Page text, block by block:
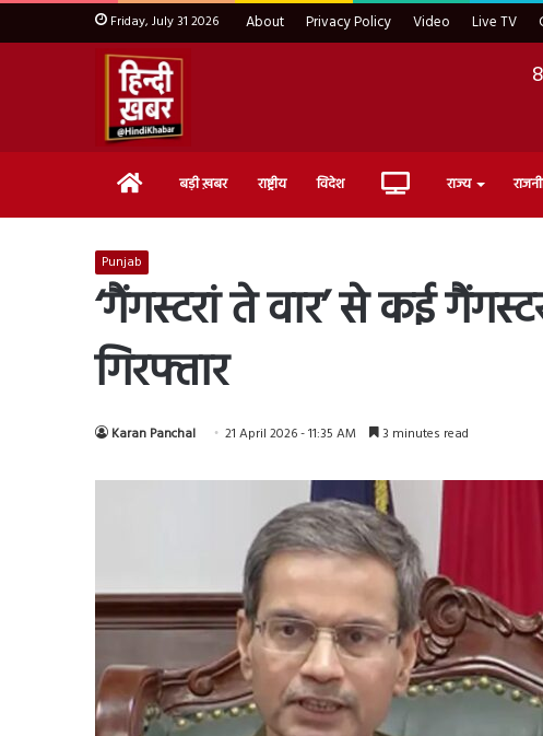
Friday, July 31 2026 About Privacy Policy Video Live TV
Home बड़ी ख़बर राष्ट्रीय विदेश Live राज्य
Punjab
‘गैंगस्टरां ते वार’ से कई
गिरफ्तार
Karan Panchal 21 April 2026 - 11:35 AM 3 minutes read